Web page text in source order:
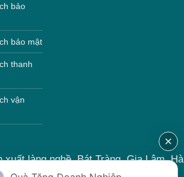
bảo
bảo mật
thanh
vận
làng nghề, Bát Tràng, Gia Lâm, Hà